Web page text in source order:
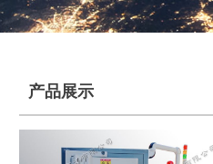
产品展示